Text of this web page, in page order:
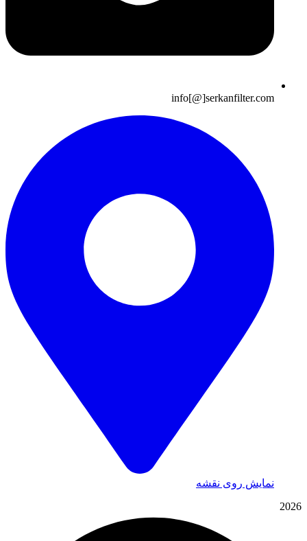
info[@]serkanfilter.com
نمایش روی نقشه
2026